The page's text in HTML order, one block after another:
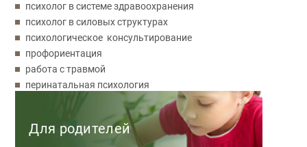
психолог в системе здравоохранения
психолог в силовых структурах
психологическое консультирование
профориентация
работа с травмой
перинатальная психология
Для родителей